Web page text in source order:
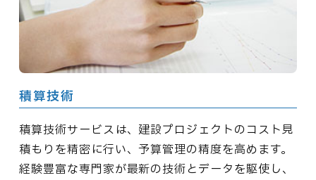
積算技術
積算技術サービスは、建設プロジェクトのコスト見
積もりを精密に行い、予算管理の精度を高めます。
経験豊富な専門家が最新の技術とデータを駆使し、